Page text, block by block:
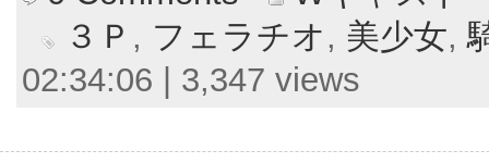
３Ｐ , フェラチオ , 美少女,
02:34:06 | 3,347 views